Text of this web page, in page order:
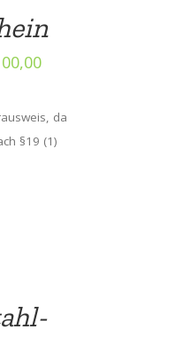
da
§19 (1)